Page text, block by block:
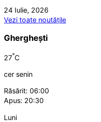
24 Iulie, 2026
Vezi toate noutățile
Gherghești
27°C
cer senin
Răsărit: 06:00
Apus: 20:30
Luni